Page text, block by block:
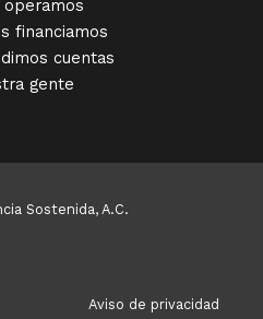
operamos
financiamos
cuentas
gente
Sostenida, A.C.
Aviso de privacidad